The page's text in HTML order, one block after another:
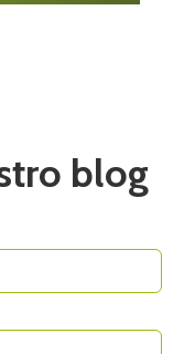
blog